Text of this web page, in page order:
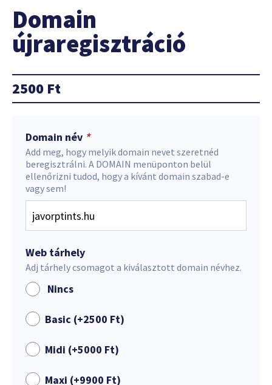
Domain
újraregisztráció
2500 Ft
Domain név *
Add meg, hogy melyik domain nevet szeretnéd
beregisztrálni. A DOMAIN menüponton belül
ellenőrizni tudod, hogy a kívánt domain szabad-e
vagy sem!
Web tárhely
Adj tárhely csomagot a kiválasztott domain névhez.
Nincs
Basic (+2500 Ft)
Midi (+5000 Ft)
Maxi (+9900 Ft)